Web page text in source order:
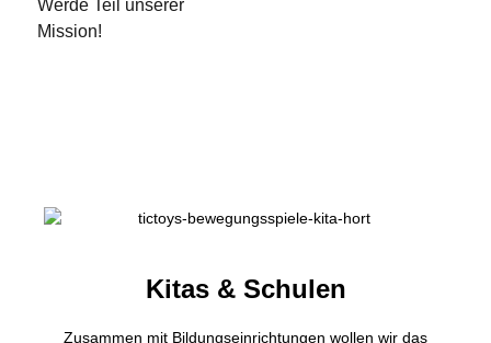
Werde Teil unserer
Mission!
Kitas & Schulen
Zusammen mit Bildungseinrichtungen wollen wir das